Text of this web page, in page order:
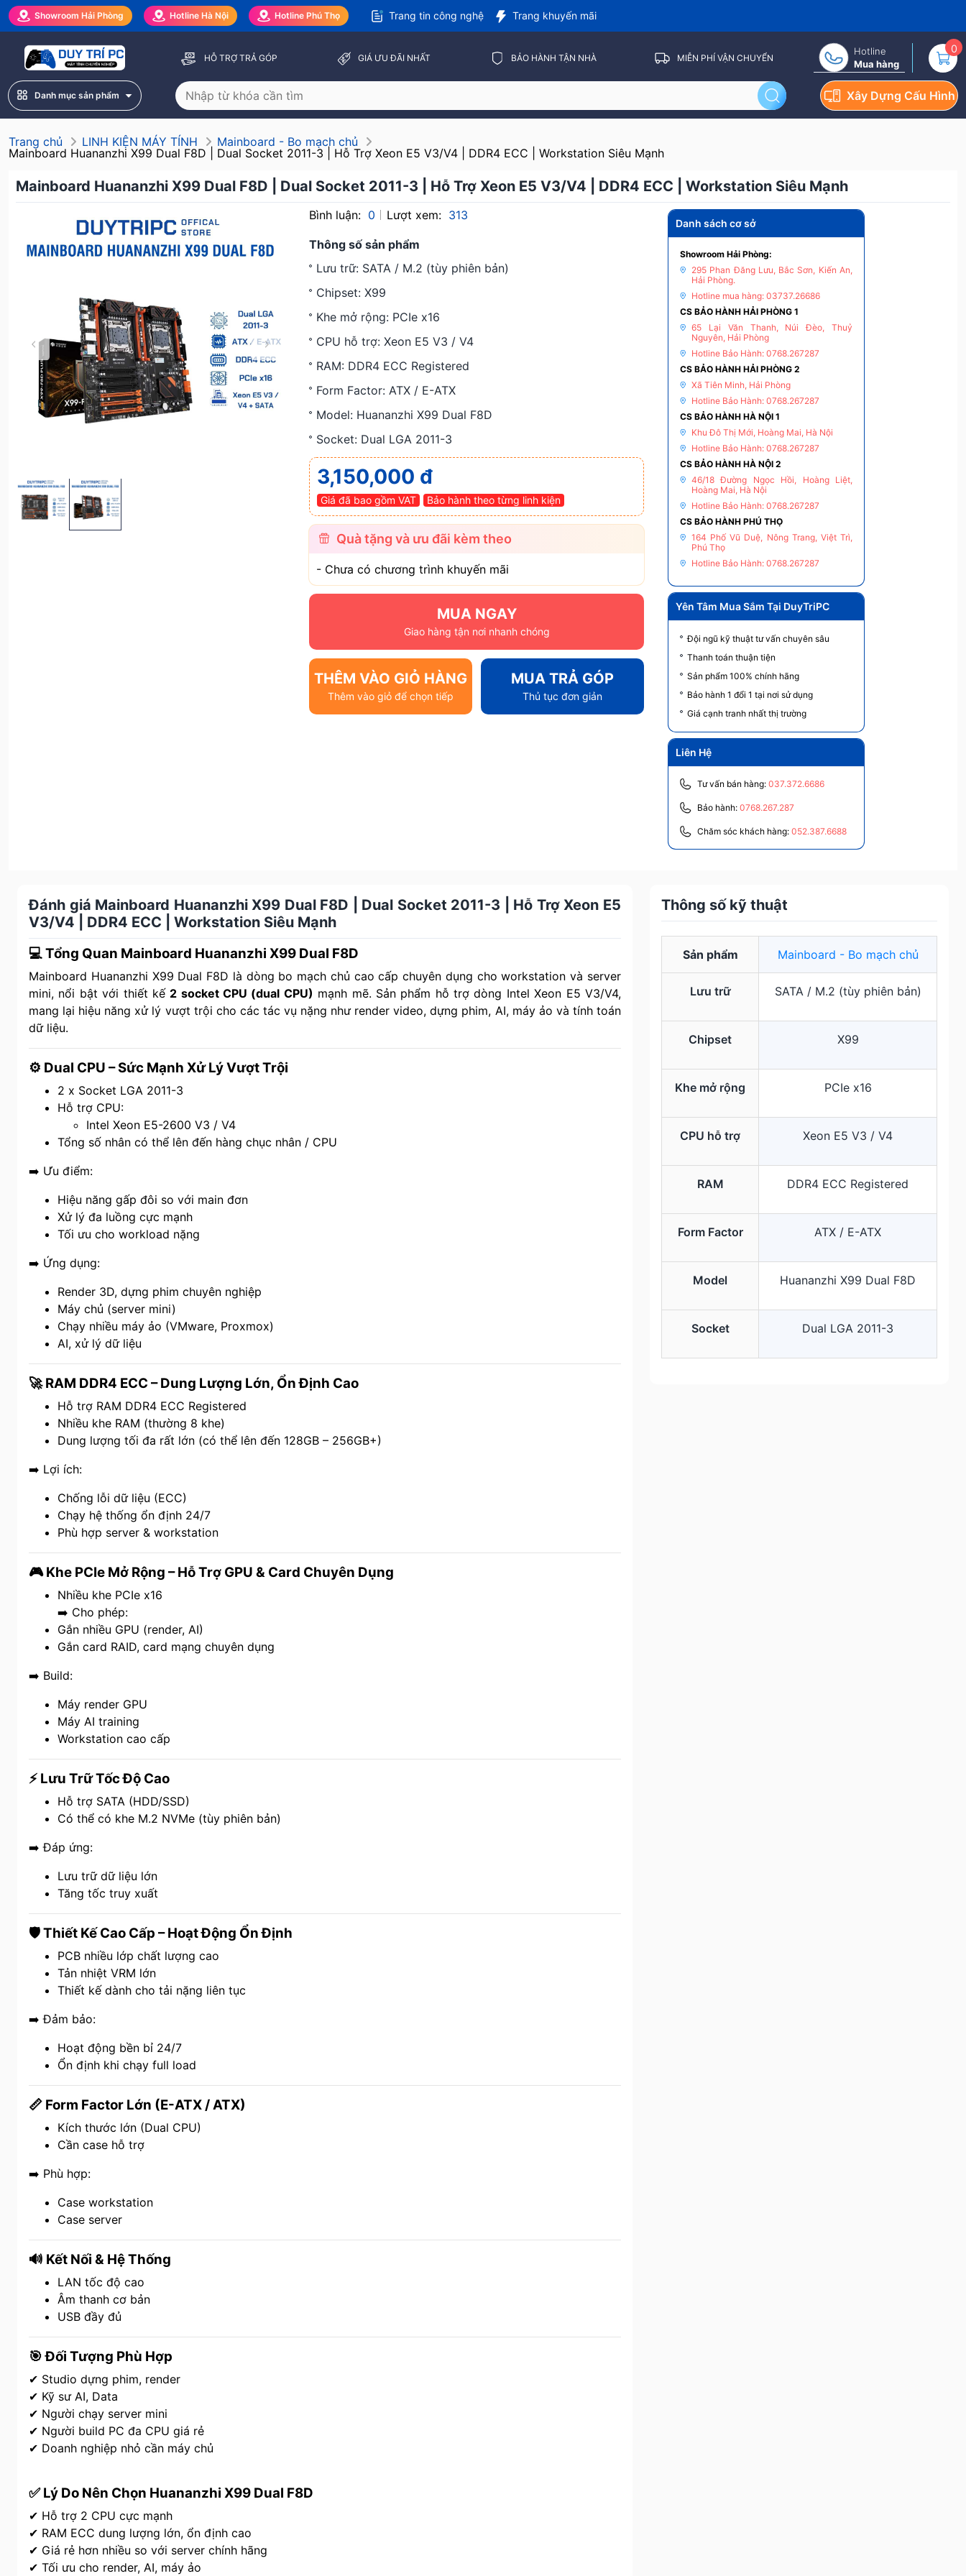
Showroom Hải Phòng Hotline Hà Nội Hotline Phú Thọ Trang tin công nghệ Trang khuyến mãi
HỖ TRỢ TRẢ GÓP GIÁ ƯU ĐÃI NHẤT BẢO HÀNH TẬN NHÀ MIỄN PHÍ VẬN CHUYỂN
Hotline
Mua hàng
0
Danh mục sản phẩm Xây Dựng Cấu Hình
Trang chủ LINH KIỆN MÁY TÍNH
Mainboard - Bo mạch chủ
Mainboard Huananzhi X99 Dual F8D | Dual Socket 2011-3 | Hỗ Trợ Xeon E5 V3/V4 | DDR4 ECC | Workstation Siêu Mạnh
Mainboard Huananzhi X99 Dual F8D | Dual Socket 2011-3 | Hỗ Trợ Xeon E5 V3/V4 | DDR4 ECC | Workstation Siêu Mạnh
Bình luận: 0 Lượt xem: 313
Thông số sản phẩm
Lưu trữ: SATA / M.2 (tùy phiên bản)
Chipset: X99
Khe mở rộng: PCIe x16
CPU hỗ trợ: Xeon E5 V3 / V4
RAM: DDR4 ECC Registered
Form Factor: ATX / E-ATX
Model: Huananzhi X99 Dual F8D
Socket: Dual LGA 2011-3
3,150,000 đ
Giá đã bao gồm VAT Bảo hành theo từng linh kiện
Quà tặng và ưu đãi kèm theo
- Chưa có chương trình khuyến mãi
MUA NGAY
Giao hàng tận nơi nhanh chóng
THÊM VÀO GIỎ HÀNG
Thêm vào giỏ để chọn tiếp
MUA TRẢ GÓP
Thủ tục đơn giản
Danh sách cơ sở
Showroom Hải Phòng:
295 Phan Đăng Lưu, Bắc Sơn, Kiến An,
Hải Phòng.
Hotline mua hàng: 03737.26686
CS BẢO HÀNH HẢI PHÒNG 1
65 Lại Văn Thanh, Núi Đèo, Thuỷ
Nguyên, Hải Phòng
Hotline Bảo Hành: 0768.267287
CS BẢO HÀNH HẢI PHÒNG 2
Xã Tiên Minh, Hải Phòng
Hotline Bảo Hành: 0768.267287
CS BẢO HÀNH HÀ NỘI 1
Khu Đô Thị Mới, Hoàng Mai, Hà Nội
Hotline Bảo Hành: 0768.267287
CS BẢO HÀNH HÀ NỘI 2
46/18 Đường Ngọc Hồi, Hoàng Liệt,
Hoàng Mai, Hà Nội
Hotline Bảo Hành: 0768.267287
CS BẢO HÀNH PHÚ THỌ
164 Phố Vũ Duệ, Nông Trang, Việt Trì,
Phú Thọ
Hotline Bảo Hành: 0768.267287
Yên Tâm Mua Sắm Tại DuyTriPC
Đội ngũ kỹ thuật tư vấn chuyên sâu
Thanh toán thuận tiện
Sản phẩm 100% chính hãng
Bảo hành 1 đổi 1 tại nơi sử dụng
Giá cạnh tranh nhất thị trường
Liên Hệ
Tư vấn bán hàng: 037.372.6686
Bảo hành: 0768.267.287
Chăm sóc khách hàng: 052.387.6688
Đánh giá Mainboard Huananzhi X99 Dual F8D | Dual Socket 2011-3 | Hỗ Trợ Xeon E5
V3/V4 | DDR4 ECC | Workstation Siêu Mạnh
💻 Tổng Quan Mainboard Huananzhi X99 Dual F8D
Mainboard Huananzhi X99 Dual F8D là dòng bo mạch chủ cao cấp chuyên dụng cho workstation và server
mini, nổi bật với thiết kế 2 socket CPU (dual CPU) mạnh mẽ. Sản phẩm hỗ trợ dòng Intel Xeon E5 V3/V4,
mang lại hiệu năng xử lý vượt trội cho các tác vụ nặng như render video, dựng phim, AI, máy ảo và tính toán
dữ liệu.
⚙️ Dual CPU – Sức Mạnh Xử Lý Vượt Trội
2 x Socket LGA 2011-3
Hỗ trợ CPU:
Intel Xeon E5-2600 V3 / V4
Tổng số nhân có thể lên đến hàng chục nhân / CPU
➡️ Ưu điểm:
Hiệu năng gấp đôi so với main đơn
Xử lý đa luồng cực mạnh
Tối ưu cho workload nặng
➡️ Ứng dụng:
Render 3D, dựng phim chuyên nghiệp
Máy chủ (server mini)
Chạy nhiều máy ảo (VMware, Proxmox)
AI, xử lý dữ liệu
🚀 RAM DDR4 ECC – Dung Lượng Lớn, Ổn Định Cao
Hỗ trợ RAM DDR4 ECC Registered
Nhiều khe RAM (thường 8 khe)
Dung lượng tối đa rất lớn (có thể lên đến 128GB – 256GB+)
➡️ Lợi ích:
Chống lỗi dữ liệu (ECC)
Chạy hệ thống ổn định 24/7
Phù hợp server & workstation
🎮 Khe PCIe Mở Rộng – Hỗ Trợ GPU & Card Chuyên Dụng
Nhiều khe PCIe x16
➡️ Cho phép:
Gắn nhiều GPU (render, AI)
Gắn card RAID, card mạng chuyên dụng
➡️ Build:
Máy render GPU
Máy AI training
Workstation cao cấp
⚡ Lưu Trữ Tốc Độ Cao
Hỗ trợ SATA (HDD/SSD)
Có thể có khe M.2 NVMe (tùy phiên bản)
➡️ Đáp ứng:
Lưu trữ dữ liệu lớn
Tăng tốc truy xuất
🛡️ Thiết Kế Cao Cấp – Hoạt Động Ổn Định
PCB nhiều lớp chất lượng cao
Tản nhiệt VRM lớn
Thiết kế dành cho tải nặng liên tục
➡️ Đảm bảo:
Hoạt động bền bỉ 24/7
Ổn định khi chạy full load
📏 Form Factor Lớn (E-ATX / ATX)
Kích thước lớn (Dual CPU)
Cần case hỗ trợ
➡️ Phù hợp:
Case workstation
Case server
🔊 Kết Nối & Hệ Thống
LAN tốc độ cao
Âm thanh cơ bản
USB đầy đủ
🎯 Đối Tượng Phù Hợp
✔ Studio dựng phim, render
✔ Kỹ sư AI, Data
✔ Người chạy server mini
✔ Người build PC đa CPU giá rẻ
✔ Doanh nghiệp nhỏ cần máy chủ
✅ Lý Do Nên Chọn Huananzhi X99 Dual F8D
✔ Hỗ trợ 2 CPU cực mạnh
✔ RAM ECC dung lượng lớn, ổn định cao
✔ Giá rẻ hơn nhiều so với server chính hãng
✔ Tối ưu cho render, AI, máy ảo
Thông số kỹ thuật
Sản phẩm Mainboard - Bo mạch chủ
Lưu trữ SATA / M.2 (tùy phiên bản)
Chipset X99
Khe mở rộng PCIe x16
CPU hỗ trợ Xeon E5 V3 / V4
RAM DDR4 ECC Registered
Form Factor ATX / E-ATX
Model Huananzhi X99 Dual F8D
Socket Dual LGA 2011-3